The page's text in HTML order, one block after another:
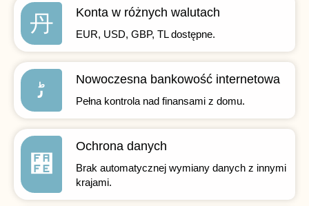
Konta w różnych walutach
EUR, USD, GBP, TL dostępne.
Nowoczesna bankowość internetowa
Pełna kontrola nad finansami z domu.
Ochrona danych
Brak automatycznej wymiany danych z innymi
krajami.